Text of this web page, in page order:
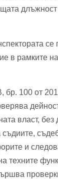
се
в рамките
бр. 100 от
власт, без
съдиите,
и
техните